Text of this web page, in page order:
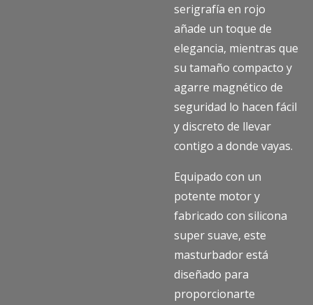
serigrafía en rojo
añade un toque de
elegancia, mientras que
su tamaño compacto y
agarre magnético de
seguridad lo hacen fácil
y discreto de llevar
contigo a donde vayas.
Equipado con un
potente motor y
fabricado con silicona
super suave, este
masturbador está
diseñado para
proporcionarte